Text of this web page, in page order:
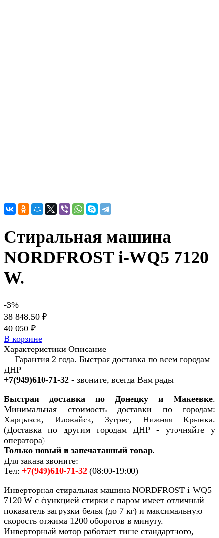
Стиральная машина
NORDFROST i-WQ5 7120
W.
-3%
38 848.50 ₽
40 050 ₽
В корзине
Характеристики Описание
Гарантия 2 года. Быстрая доставка по всем городам
ДНР
+7(949)610-71-32 - звоните, всегда Вам рады!
Быстрая доставка по Донецку и Макеевке.
Минимальная стоимость доставки по городам:
Харцызск, Иловайск, Зугрес, Нижняя Крынка.
(Доставка по другим городам ДНР - уточняйте у
оператора)
Только новый и запечатанный товар.
Для заказа звоните:
Тел: +7(949)610-71-32 (08:00-19:00)
Инверторная стиральная машина NORDFROST i-WQ5
7120 W с функцией стирки с паром имеет отличный
показатель загрузки белья (до 7 кг) и максимальную
скорость отжима 1200 оборотов в минуту.
Инверторный мотор работает тише стандартного,